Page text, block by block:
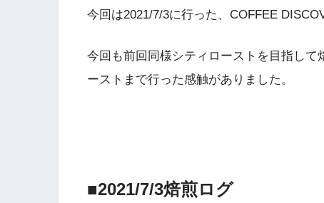
今回は2021/7/3に行った、COFFEE
今回も前回同様シティローストを目指し
ーストまで行った感触がありました。
■2021/7/3焙煎ログ